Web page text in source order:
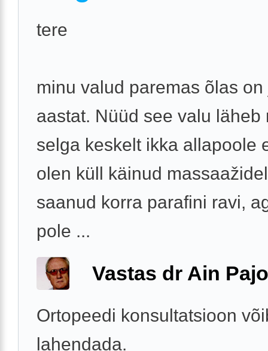
tere
minu valud paremas õlas
aastat. Nüüd see valu läheb
selga keskelt ikka allapoole
olen küll käinud
saanud korra parafini ravi,
pole ...
Vastas dr Ain
Ortopeedi konsultatsioon
lahendada.